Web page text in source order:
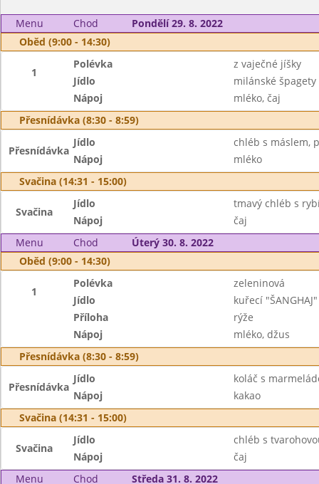
Menu Chod
Pondělí 29. 8. 2022
Oběd (9:00 - 14:30)
1
Polévka
z vaječné jíšky
Jídlo
milánské
Nápoj
mléko, čaj
Přesnídávka (8:30 - 8:59)
Přesnídávka
Jídlo
chléb s máslem,
Nápoj
mléko
Svačina (14:31 - 15:00)
Svačina
Jídlo
tmavý chléb s
Nápoj
čaj
Menu
Chod
Úterý 30. 8. 2022
Oběd (9:00 - 14:30)
1
Polévka
zeleninová
Jídlo
kuřecí "ŠANGHAJ"
Příloha
rýže
Nápoj
mléko, džus
Přesnídávka (8:30 - 8:59)
Přesnídávka
Jídlo
koláč s
Nápoj
kakao
Svačina (14:31 - 15:00)
Svačina
Jídlo
chléb s
Nápoj
čaj
Menu
Chod Středa 31. 8. 2022